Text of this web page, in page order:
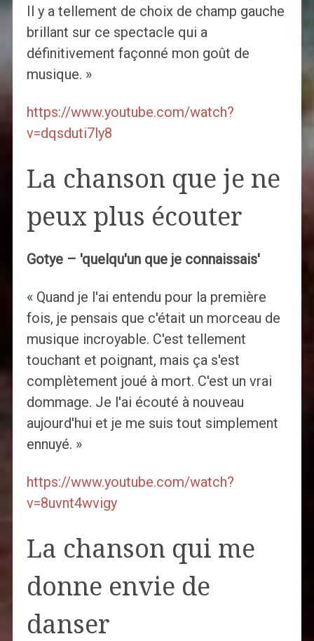
Il y a tellement de choix de champ gauche
brillant sur ce spectacle qui a
définitivement façonné mon goût de
musique. »
https://www.youtube.com/watch?
v=dqsduti7ly8
La chanson que je ne
peux plus écouter
Gotye – 'quelqu'un que je connaissais'
« Quand je l'ai entendu pour la première
fois, je pensais que c'était un morceau de
musique incroyable. C'est tellement
touchant et poignant, mais ça s'est
complètement joué à mort. C'est un vrai
dommage. Je l'ai écouté à nouveau
aujourd'hui et je me suis tout simplement
ennuyé. »
https://www.youtube.com/watch?
v=8uvnt4wvigy
La chanson qui me
donne envie de
danser